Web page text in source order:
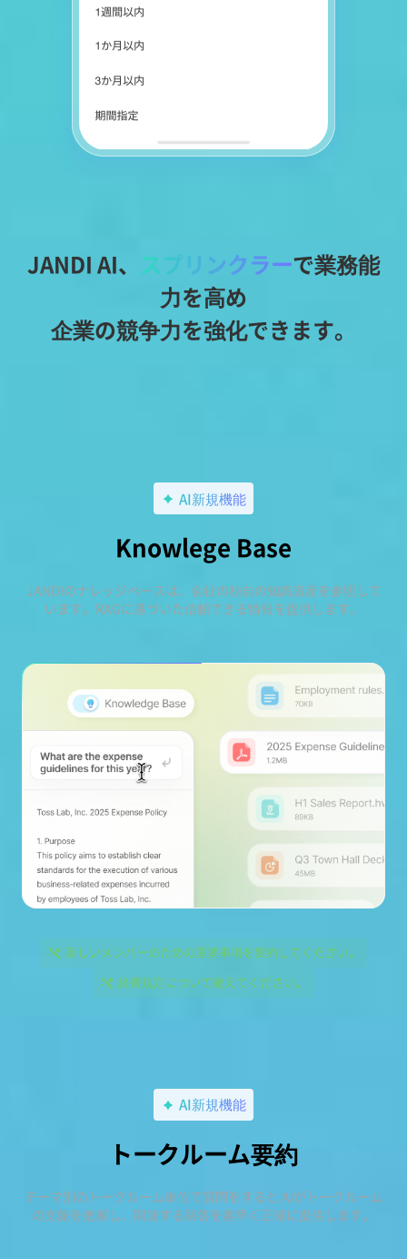
JANDI AI、 スプリンクラーで業務能
力を高め
企業の競争力を強化できます。
AI新規機能
Knowlege Base
JANDIのナレッジベースは、会社の独自の知識資産を参照して
います。RAGに基づいた信頼できる情報を提供します。
新しいメンバーのための重要事項を要約してください。
経費規定について教えてください。
AI新規機能
トークルーム要約
テーマ別のトークルーム単位で質問をすると AIがトークルーム
の文脈を把握し、関連する回答を素早く正確に提供します。